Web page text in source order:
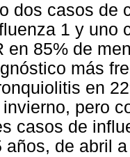
dos casos de
1 y uno
en 85% de
más
en
pero
casos de
años, de abril